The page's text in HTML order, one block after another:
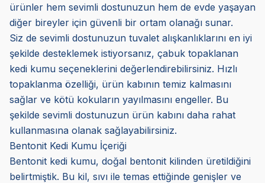
ürünler hem sevimli dostunuzun hem de evde yaşayan
diğer bireyler için güvenli bir ortam olanağı sunar.
Siz de sevimli dostunuzun tuvalet alışkanlıklarını en iyi
şekilde desteklemek istiyorsanız, çabuk topaklanan
kedi kumu seçeneklerini değerlendirebilirsiniz. Hızlı
topaklanma özelliği, ürün kabının temiz kalmasını
sağlar ve kötü kokuların yayılmasını engeller. Bu
şekilde sevimli dostunuzun ürün kabını daha rahat
kullanmasına olanak sağlayabilirsiniz.
Bentonit Kedi Kumu İçeriği
Bentonit kedi kumu, doğal bentonit kilinden üretildiğini
belirtmiştik. Bu kil, sıvı ile temas ettiğinde genişler ve